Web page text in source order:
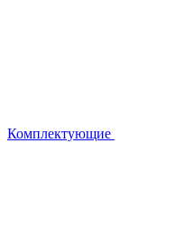
Комплектующие